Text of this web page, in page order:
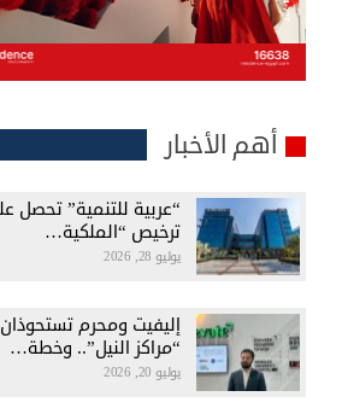
أهم الأخبار
“عربية للتنمية” تحصل
ترخيص “الملكية…
يوليو 28, 2026
إليفيت ومحرم
“مراكز النيل”.. وخطة…
يوليو 20, 2026